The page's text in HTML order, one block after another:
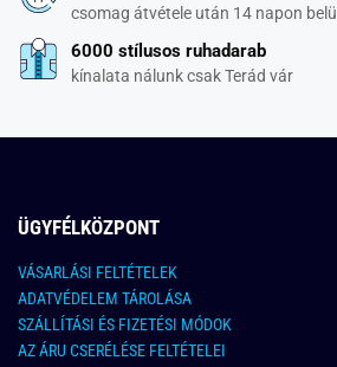
csomag átvétele után 14 napon belül
6000 stílusos ruhadarab
kínalata nálunk csak Terád vár
ÜGYFÉLKÖZPONT
VÁSARLÁSI FELTÉTELEK
ADATVÉDELEM TÁROLÁSA
SZÁLLÍTÁSI ÉS FIZETÉSI MÓDOK
AZ ÁRU CSERÉLÉSE FELTÉTELEI